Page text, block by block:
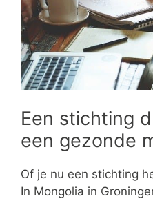
Een stichting
een gezonde
Of je nu een stichting
In Mongolia in